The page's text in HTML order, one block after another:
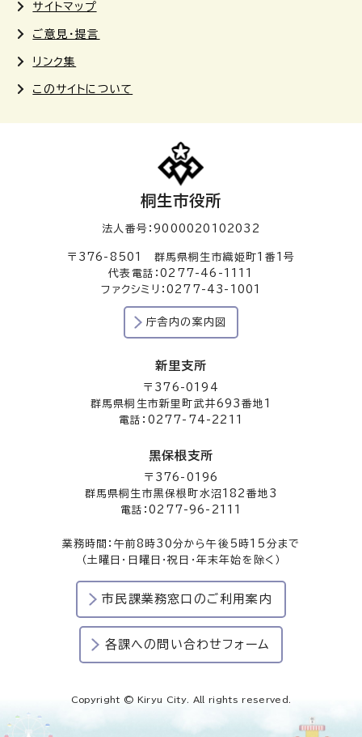
サイトマップ
ご意見・提言
リンク集
このサイトについて
桐生市役所
法人番号：9000020102032
〒376-8501 群馬県桐生市織姫町1番1号
代表電話：0277-46-1111
ファクシミリ：0277-43-1001
庁舎内の案内図
新里支所
〒376-0194
群馬県桐生市新里町武井693番地1
電話：0277-74-2211
黒保根支所
〒376-0196
群馬県桐生市黒保根町水沼182番地3
電話：0277-96-2111
業務時間：午前8時30分から午後5時15分まで
（土曜日・日曜日・祝日・年末年始を除く）
市民課業務窓口のご利用案内
各課への問い合わせフォーム
Copyright © Kiryu City. All rights reserved.